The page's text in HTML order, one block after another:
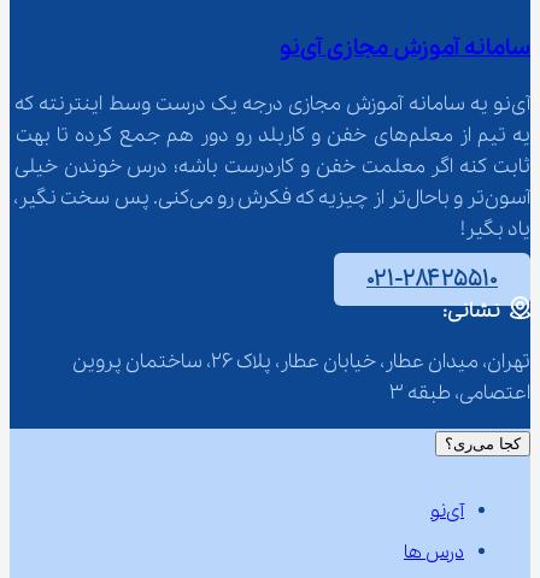
سامانه آموزش مجازی آی‌نو
آی‌نو یه سامانه آموزش مجازی درجه یک درست وسط اینترنته که
یه تیم از معلم‌‌های خفن و کاربلد رو دور هم جمع کرده تا بهت
ثابت کنه اگر معلمت خفن و کاردرست باشه؛ درس خوندن خیلی
آسون‌تر و باحال‌تر از چیزیه که فکرش رو می‌کنی. پس سخت نگیر،
یاد بگیر!
۰۲۱-۲۸۴۲۵۵۱۰
نشانی:
تهران، میدان عطار، خیابان عطار، پلاک 26، ساختمان پروین
اعتصامی، طبقه 3
کجا می‌ری؟
آی‌نو
درس ها